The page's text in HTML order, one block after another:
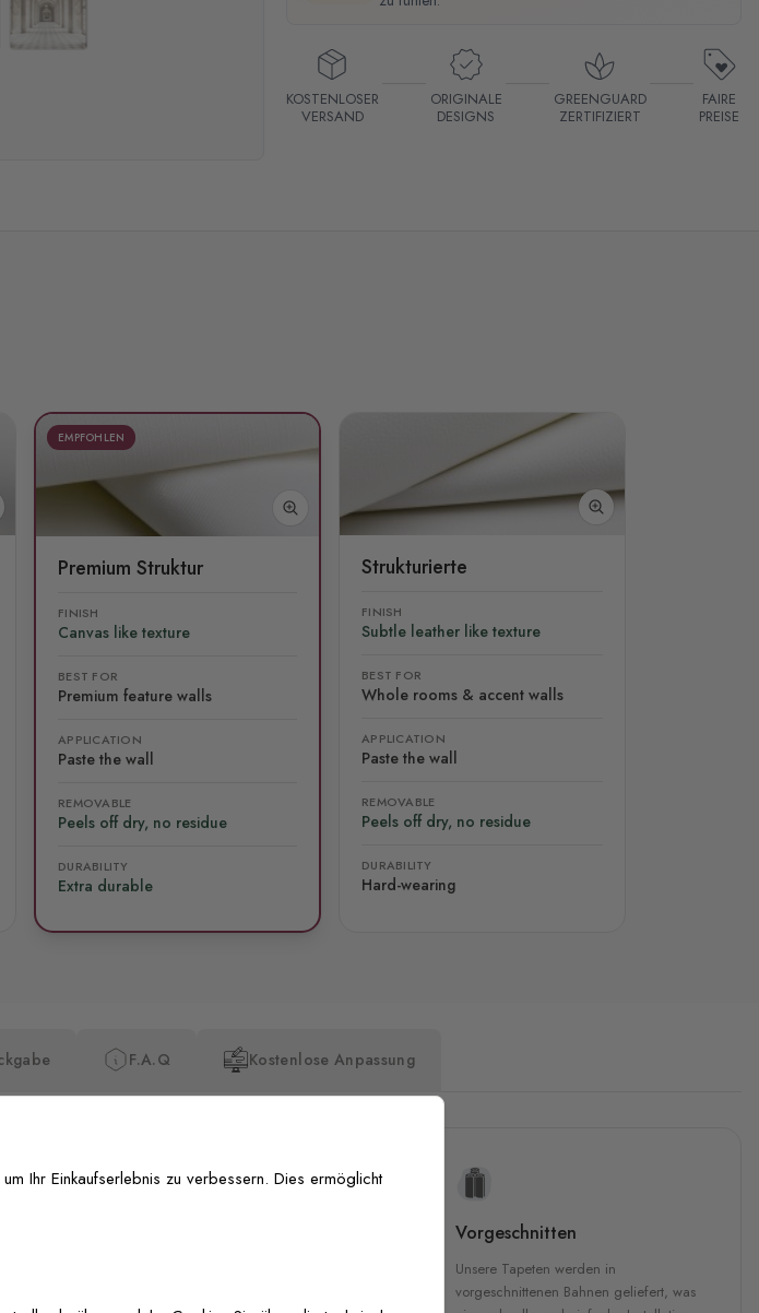
KOSTENLOSER
VERSAND
ORIGINALE
DESIGNS
GREENGUARD
ZERTIFIZIERT
FAIRE
PREISE
EMPFOHLEN
Premium Struktur
FINISH
Canvas like texture
BEST FOR
Premium feature walls
APPLICATION
Paste the wall
REMOVABLE
Peels off dry, no residue
DURABILITY
Extra durable
Strukturierte
FINISH
Subtle leather like texture
BEST FOR
Whole rooms & accent walls
APPLICATION
Paste the wall
REMOVABLE
Peels off dry, no residue
DURABILITY
Hard-wearing
F.A.Q Kostenlose Anpassung
Vorgeschnitten
Unsere Tapeten werden in
vorgeschnittenen Bahnen geliefert, was
Ihr Einkaufserlebnis zu verbessern. Dies ermöglicht